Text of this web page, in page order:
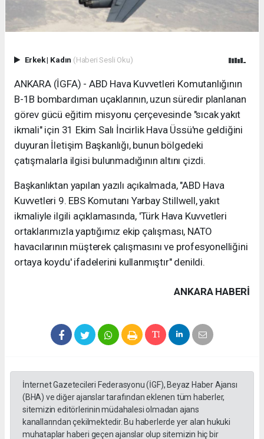
Erkek| Kadın (Haberi Sesli Oku)
ANKARA (İGFA) - ABD Hava Kuvvetleri Komutanlığının
B-1B bombardıman uçaklarının, uzun süredir planlanan
görev gücü eğitim misyonu çerçevesinde "sıcak yakıt
ikmali" için 31 Ekim Salı İncirlik Hava Üssü'ne geldiğini
duyuran İletişim Başkanlığı, bunun bölgedeki
çatışmalarla ilgisi bulunmadığının altını çizdi.
Başkanlıktan yapılan yazılı açıkalmada, "ABD Hava
Kuvvetleri 9. EBS Komutanı Yarbay Stillwell, yakıt
ikmaliyle ilgili açıklamasında, 'Türk Hava Kuvvetleri
ortaklarımızla yaptığımız ekip çalışması, NATO
havacılarının müşterek çalışmasını ve profesyonelliğini
ortaya koydu' ifadelerini kullanmıştır" denildi.
ANKARA HABERİ
İnternet Gazetecileri Federasyonu (İGF), Beyaz Haber Ajansı
(BHA) ve diğer ajanslar tarafından eklenen tüm haberler,
sitemizin editörlerinin müdahalesi olmadan ajans
kanallarından çekilmektedir. Bu haberlerde yer alan hukuki
muhataplar haberi geçen ajanslar olup sitemizin hiç bir